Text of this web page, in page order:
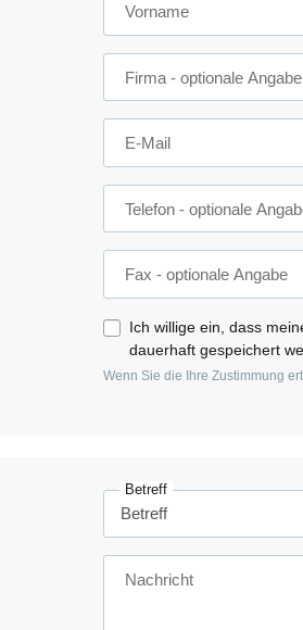
Vorname
Firma - optionale Angabe
E-Mail
Telefon - optionale
Fax - optionale Angabe
Ich willige ein, dass
dauerhaft gespeichert
Wenn Sie die Ihre Zustimmung
Betreff
Nachricht